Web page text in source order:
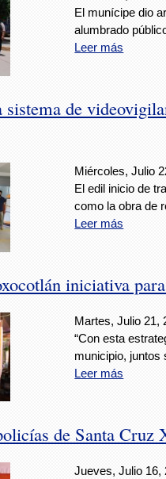
El munícipe dio
alumbrado
Leer más
de
Miércoles, Julio
El edil inicio de
como la obra de
Leer más
iniciativa
Martes, Julio 21,
“Con esta
municipio, juntos
Leer más
de Santa Cruz
Jueves, Julio 16,